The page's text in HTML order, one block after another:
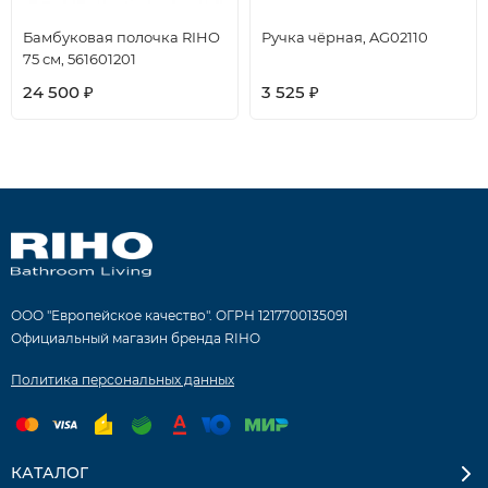
Бамбуковая полочка RIHO
75 см, 561601201
24 500 ₽
Ручка чёрная, AG02110
3 525 ₽
ООО "Европейское качество". ОГРН 1217700135091
Официальный магазин бренда RIHO
Политика персональных данных
КАТАЛОГ